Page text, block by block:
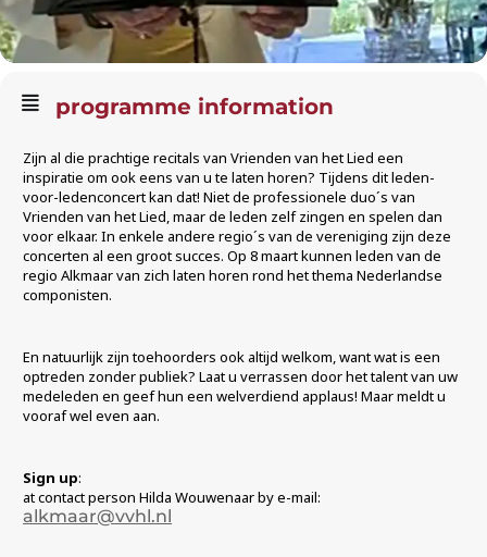
programme information
Zijn al die prachtige recitals van Vrienden van het Lied een
inspiratie om ook eens van u te laten horen? Tijdens dit leden-
voor-ledenconcert kan dat! Niet de professionele duo´s van
Vrienden van het Lied, maar de leden zelf zingen en spelen dan
voor elkaar. In enkele andere regio´s van de vereniging zijn deze
concerten al een groot succes. Op 8 maart kunnen leden van de
regio Alkmaar van zich laten horen rond het thema Nederlandse
componisten.
En natuurlijk zijn toehoorders ook altijd welkom, want wat is een
optreden zonder publiek? Laat u verrassen door het talent van uw
medeleden en geef hun een welverdiend applaus! Maar meldt u
vooraf wel even aan.
Sign up:
at contact person Hilda Wouwenaar by e-mail:
alkmaar@vvhl.nl